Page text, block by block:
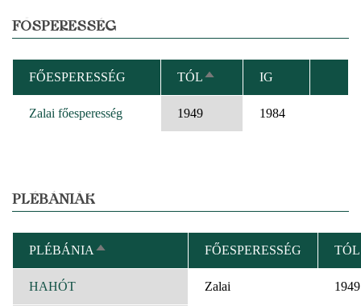
FŐSPERESSÉG
FŐESPERESSÉG TÓLCSÖKKENŐ
RENDEZÉS
IG
Zalai főesperesség 1949 1984
PLÉBÁNIÁK
PLÉBÁNIA CSÖKKENŐ
RENDEZÉS
FŐESPERESSÉG TÓL
HAHÓT Zalai 1949